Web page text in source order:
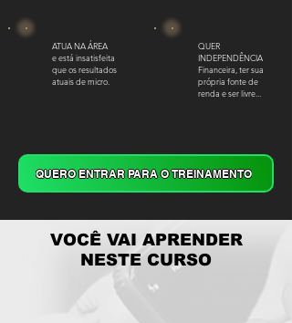
ATUA NA ÁREA
e está insatisfeita
que os resultados
atuais de micro.
QUER
INDEPENDÊNCIA
Financeira, ter sua
própria fonte de
renda e ser livre...
QUERO ENTRAR PARA O TREINAMENTO
VOCÊ VAI APRENDER
NESTE CURSO